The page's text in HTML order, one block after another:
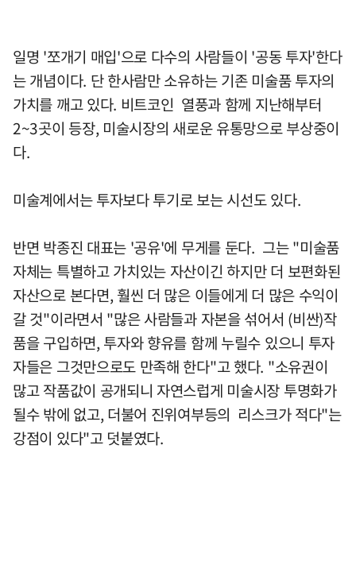
일명 '쪼개기 매입'으로 다수의 사람들이 '공동 투자'한다
는 개념이다. 단 한사람만 소유하는 기존 미술품 투자의
가치를 깨고 있다. 비트코인 열풍과 함께 지난해부터
2~3곳이 등장, 미술시장의 새로운 유통망으로 부상중이
다.
미술계에서는 투자보다 투기로 보는 시선도 있다.
반면 박종진 대표는 '공유'에 무게를 둔다. 그는 "미술품
자체는 특별하고 가치있는 자산이긴 하지만 더 보편화된
자산으로 본다면, 훨씬 더 많은 이들에게 더 많은 수익이
갈 것"이라면서 "많은 사람들과 자본을 섞어서 (비싼)작
품을 구입하면, 투자와 향유를 함께 누릴수 있으니 투자
자들은 그것만으로도 만족해 한다"고 했다. "소유권이
많고 작품값이 공개되니 자연스럽게 미술시장 투명화가
될수 밖에 없고, 더불어 진위여부등의 리스크가 적다"는
강점이 있다"고 덧붙였다.